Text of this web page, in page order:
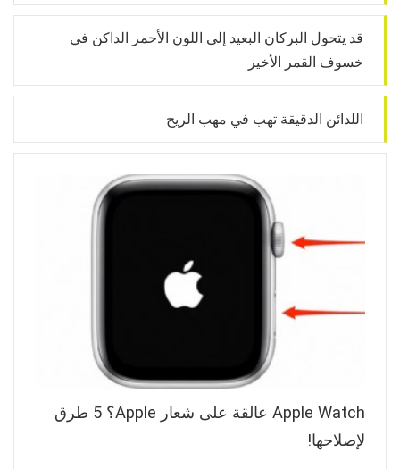
قد يتحول البركان البعيد إلى اللون الأحمر الداكن في
خسوف القمر الأخير
اللدائن الدقيقة تهب في مهب الريح
Apple Watch عالقة على شعار Apple؟ 5 طرق
لإصلاحها!